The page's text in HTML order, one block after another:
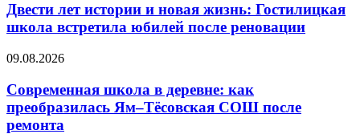
Двести лет истории и новая жизнь: Гостилицкая
школа встретила юбилей после реновации
09.08.2026
Современная школа в деревне: как
преобразилась Ям–Тёсовская СОШ после
ремонта